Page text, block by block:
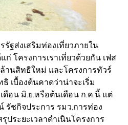
ฐส่งเสริมท่องเที่ยวภายใน
ก่ โครงการเราเที่ยวด้วยกัน เฟส
านสิทธิใหม่ และโครงการทัวร์
เบื้องต้นคาดว่าน่าจะเริ่ม
ดือน มิ.ย.หรือต้นเดือน ก.ค.นี้ แต่
ชกิจประการ รมว.การท่อง
ประยะเวลาดำเนินโครงการ